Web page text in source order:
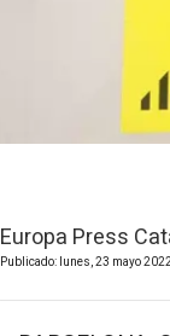
Europa Press
Publicado: lunes, 23 mayo